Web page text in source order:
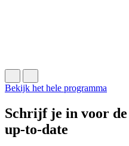
Bekijk het hele programma
Schrijf je in voor
up-to-date